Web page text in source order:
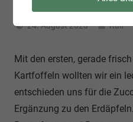
Zucchini-Kartoffel-
24. August 2020 Ralf
Mit den ersten, gerade
Kartfoffeln wollten wir ein
entschieden uns für die
Ergänzung zu den